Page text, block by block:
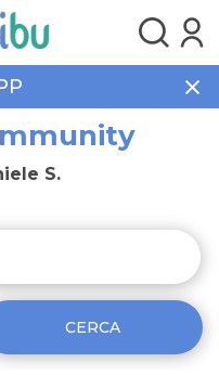
S.
CERCA